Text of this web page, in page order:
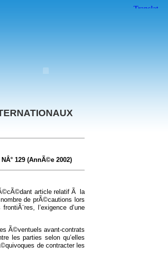
129 (AnnÃ©e 2002)
article relatif Ã la
de prÃ©cautions lors
l’exigence d’une
Ã©ventuels avant-contrats
les parties selon qu’elles
de contracter les